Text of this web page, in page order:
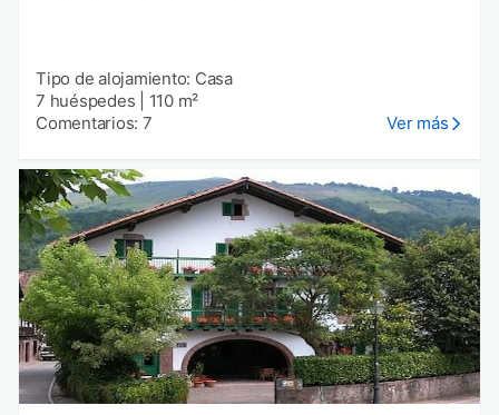
Tipo de alojamiento: Casa
7 huéspedes
110 m²
Comentarios: 7
Ver más